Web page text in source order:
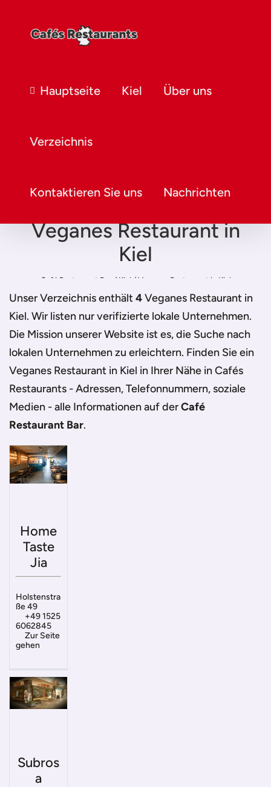
Hauptseite Kiel Über uns
Verzeichnis
Kontaktieren Sie uns Nachrichten
Veganes Restaurant in
Kiel
Café Restaurant Bar / Kiel / Veganes Restaurant in Kiel
Unser Verzeichnis enthält4Veganes Restaurant in
Kiel. Wir listen nur verifizierte lokale Unternehmen.
Die Mission unserer Website ist es, die Suche nach
lokalen Unternehmen zu erleichtern. Finden Sie ein
Veganes Restaurant in Kiel in Ihrer Nähe in Cafés
Restaurants - Adressen, Telefonnummern, soziale
Medien - alle Informationen auf derCafé
Restaurant Bar.
Home
Taste
Jia
Holstenstra
ße 49
+49 1525
6062845
Zur Seite
gehen
Subros
a